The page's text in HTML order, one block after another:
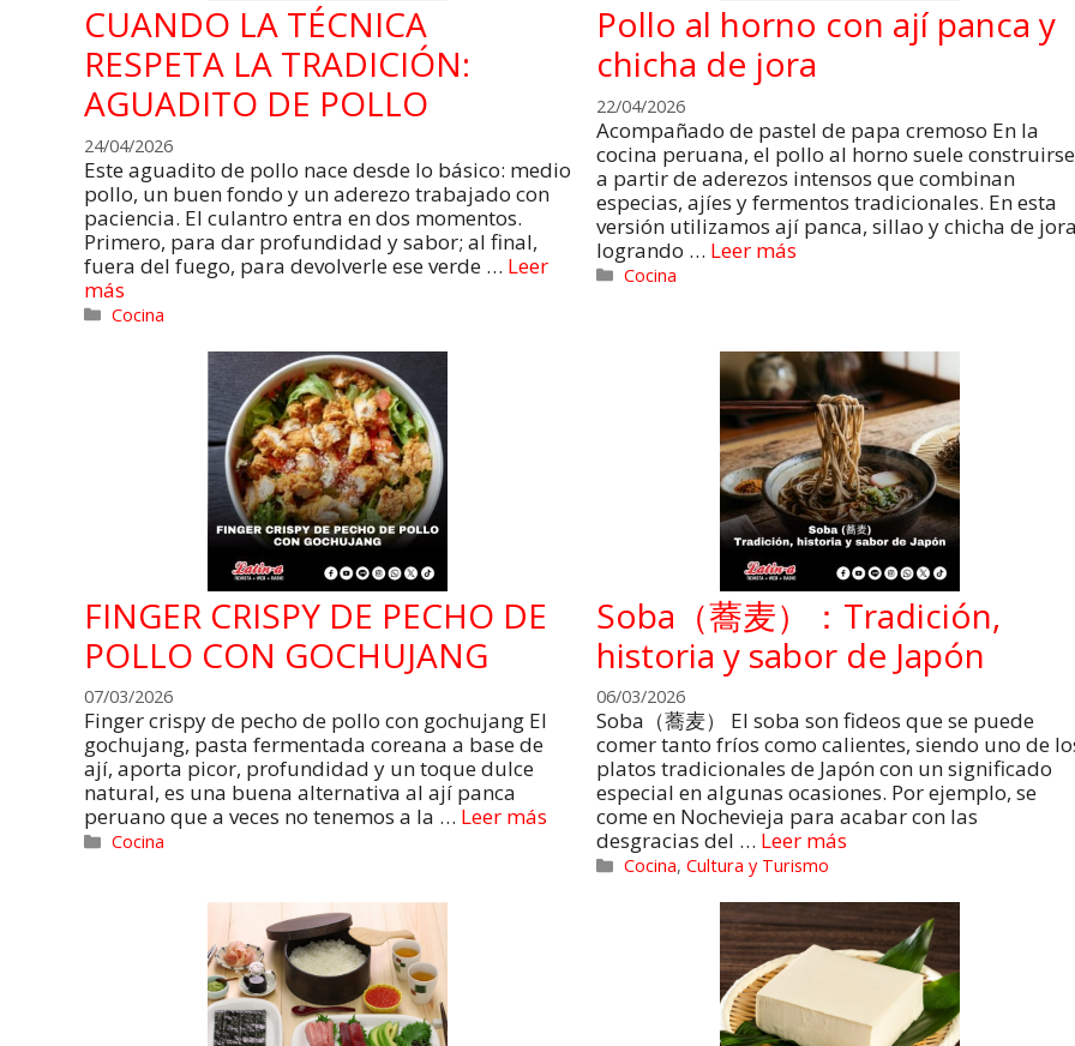
CUANDO LA TÉCNICA
RESPETA LA TRADICIÓN:
AGUADITO DE POLLO
24/04/2026
Este aguadito de pollo nace desde lo básico: medio
pollo, un buen fondo y un aderezo trabajado con
paciencia. El culantro entra en dos momentos.
Primero, para dar profundidad y sabor; al final,
fuera del fuego, para devolverle ese verde … Leer
más
Cocina
Pollo al horno con ají panca y
chicha de jora
22/04/2026
Acompañado de pastel de papa cremoso En la
cocina peruana, el pollo al horno suele construirse
a partir de aderezos intensos que combinan
especias, ajíes y fermentos tradicionales. En esta
versión utilizamos ají panca, sillao y chicha de
logrando … Leer más
Cocina
FINGER CRISPY DE PECHO DE
POLLO CON GOCHUJANG
07/03/2026
Finger crispy de pecho de pollo con gochujang El
gochujang, pasta fermentada coreana a base de
ají, aporta picor, profundidad y un toque dulce
natural, es una buena alternativa al ají panca
peruano que a veces no tenemos a la … Leer más
Cocina
Soba（蕎麦）：Tradición,
historia y sabor de Japón
06/03/2026
Soba（蕎麦） El soba son fideos que se puede
comer tanto fríos como calientes, siendo uno de
platos tradicionales de Japón con un significado
especial en algunas ocasiones. Por ejemplo, se
come en Nochevieja para acabar con las
desgracias del … Leer más
Cocina, Cultura y Turismo